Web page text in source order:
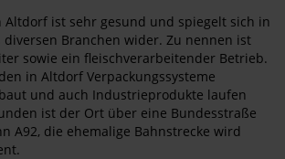
Altdorf ist sehr gesund und spiegelt sich in
Branchen wider. Zu nennen ist
sowie ein fleischverarbeitender Betrieb.
in Altdorf Verpackungssysteme
und auch Industrieprodukte laufen
ist der Ort über eine Bundesstraße
A92, die ehemalige Bahnstrecke wird